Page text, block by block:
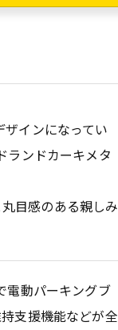
インになってい
ランドカーキメタ
目感のある親しみ
電動パーキングブ
支援機能などが全